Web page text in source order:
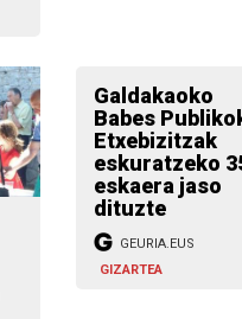
Galdakaoko
Babes Publikoko
Etxebizitzak
eskuratzeko 359
eskaera jaso
dituzte
GEURIA.EUS
GIZARTEA